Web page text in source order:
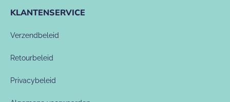
KLANTENSERVICE
Verzendbeleid
Retourbeleid
Privacybeleid